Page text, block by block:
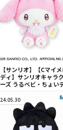
【サンリオ】【Cマイ
ディ】サンリオキャラ
ーズ うるベビ・ちょい
24.05.30